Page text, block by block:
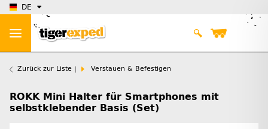
DE
Zurück zur Liste Verstauen & Befestigen
ROKK Mini Halter für Smartphones mit
selbstklebender Basis (Set)